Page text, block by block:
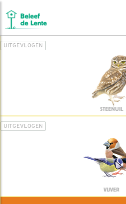
UITGEVLOGEN
STEENUIL
UITGEVLOGEN
VIJVER